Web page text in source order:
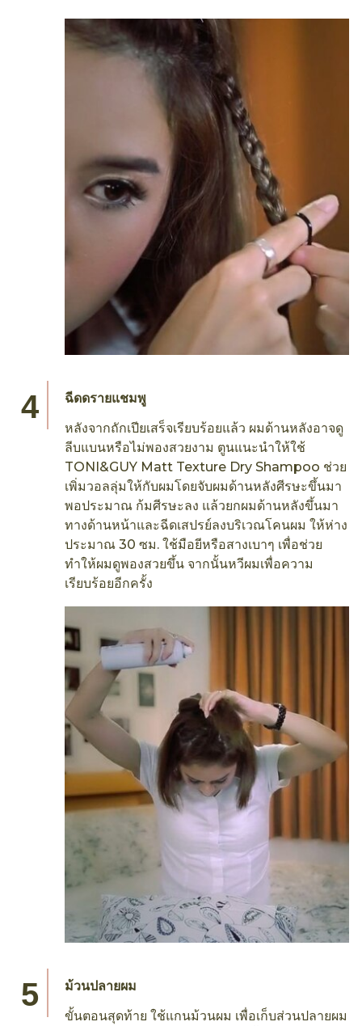
ฉีดดรายแชมพู
หลังจากถักเปียเสร็จเรียบร้อยแล้ว ผมด้านหลังอาจดู
ลีบแบนหรือไม่พองสวยงาม ตูนแนะนำให้ใช้
TONI&GUY Matt Texture Dry Shampoo ช่วย
เพิ่มวอลลุ่มให้กับผมโดยจับผมด้านหลังศีรษะขึ้นมา
พอประมาณ ก้มศีรษะลง แล้วยกผมด้านหลังขึ้นมา
ทางด้านหน้าและฉีดเสปรย์ลงบริเวณโคนผม ให้ห่าง
ประมาณ 30 ซม. ใช้มือยีหรือสางเบาๆ เพื่อช่วย
ทำให้ผมดูพองสวยขึ้น จากนั้นหวีผมเพื่อความ
เรียบร้อยอีกครั้ง
ม้วนปลายผม
ขั้นตอนสุดท้าย ใช้แกนม้วนผม เพื่อเก็บส่วนปลายผม